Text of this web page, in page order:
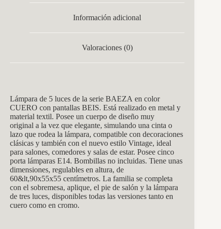
Información adicional
Valoraciones (0)
Lámpara de 5 luces de la serie BAEZA en color
CUERO con pantallas BEIS. Está realizado en metal y
material textil. Posee un cuerpo de diseño muy
original a la vez que elegante, simulando una cinta o
lazo que rodea la lámpara, compatible con decoraciones
clásicas y también con el nuevo estilo Vintage, ideal
para salones, comedores y salas de estar. Posee cinco
porta lámparas E14. Bombillas no incluidas. Tiene unas
dimensiones, regulables en altura, de
60&lt,90x55x55 centímetros. La familia se completa
con el sobremesa, aplique, el pie de salón y la lámpara
de tres luces, disponibles todas las versiones tanto en
cuero como en cromo.